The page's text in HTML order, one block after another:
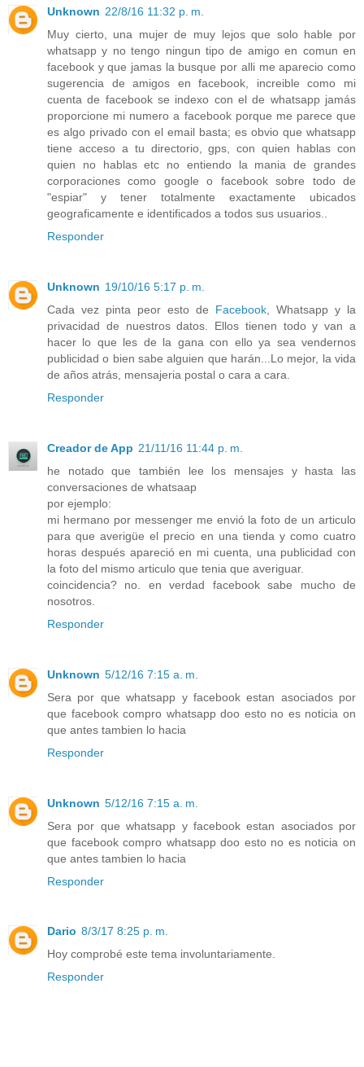
Unknown 22/8/16 11:32 p. m.
Muy cierto, una mujer de muy lejos que solo hable por
whatsapp y no tengo ningun tipo de amigo en comun en
facebook y que jamas la busque por alli me aparecio como
sugerencia de amigos en facebook, increible como mi
cuenta de facebook se indexo con el de whatsapp jamás
proporcione mi numero a facebook porque me parece que
es algo privado con el email basta; es obvio que whatsapp
tiene acceso a tu directorio, gps, con quien hablas con
quien no hablas etc no entiendo la mania de grandes
corporaciones como google o facebook sobre todo de
"espiar" y tener totalmente exactamente ubicados
geograficamente e identificados a todos sus usuarios..
Responder
Unknown 19/10/16 5:17 p. m.
Cada vez pinta peor esto de Facebook , Whatsapp y la
privacidad de nuestros datos. Ellos tienen todo y van a
hacer lo que les de la gana con ello ya sea vendernos
publicidad o bien sabe alguien que harán...Lo mejor, la vida
de años atrás, mensajeria postal o cara a cara.
Responder
Creador de App 21/11/16 11:44 p. m.
he notado que también lee los mensajes y hasta las
conversaciones de whatsaap
por ejemplo:
mi hermano por messenger me envió la foto de un articulo
para que averigüe el precio en una tienda y como cuatro
horas después apareció en mi cuenta, una publicidad con
la foto del mismo articulo que tenia que averiguar.
coincidencia? no. en verdad facebook sabe mucho de
nosotros.
Responder
Unknown 5/12/16 7:15 a. m.
Sera por que whatsapp y facebook estan asociados por
que facebook compro whatsapp doo esto no es noticia on
que antes tambien lo hacia
Responder
Unknown 5/12/16 7:15 a. m.
Sera por que whatsapp y facebook estan asociados por
que facebook compro whatsapp doo esto no es noticia on
que antes tambien lo hacia
Responder
Dario 8/3/17 8:25 p. m.
Hoy comprobé este tema involuntariamente.
Responder